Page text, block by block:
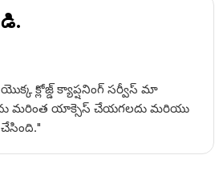
యొక్క క్లోజ్డ్ క్యాప్షనింగ్ సర్వీస్ మా
మరింత యాక్సెస్ చేయగలదు మరియు